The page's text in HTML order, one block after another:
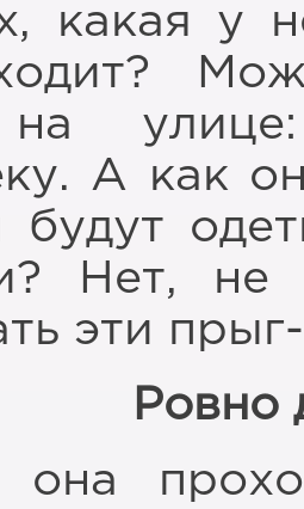
какая у
на
А как
будут
Нет, не
эти
Ровно
она